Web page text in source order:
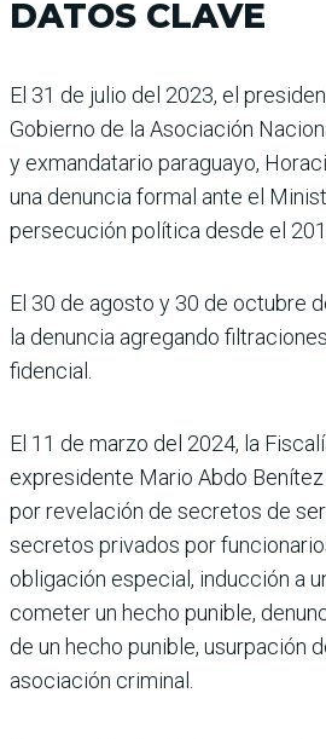
DATOS CLAVE
El 31 de julio del 2023, el
Gobierno de la Asociación
y exmandatario paraguayo,
una denuncia formal ante el
persecución política desde el
El 30 de agosto y 30 de octu­bre
la denuncia agregando
fidencial.
El 11 de marzo del 2024, la
expresidente Mario Abdo
por revelación de secretos de
secretos privados por
obligación especial, inducción a
cometer un hecho punible,
de un hecho punible, usurpación
asociación criminal.